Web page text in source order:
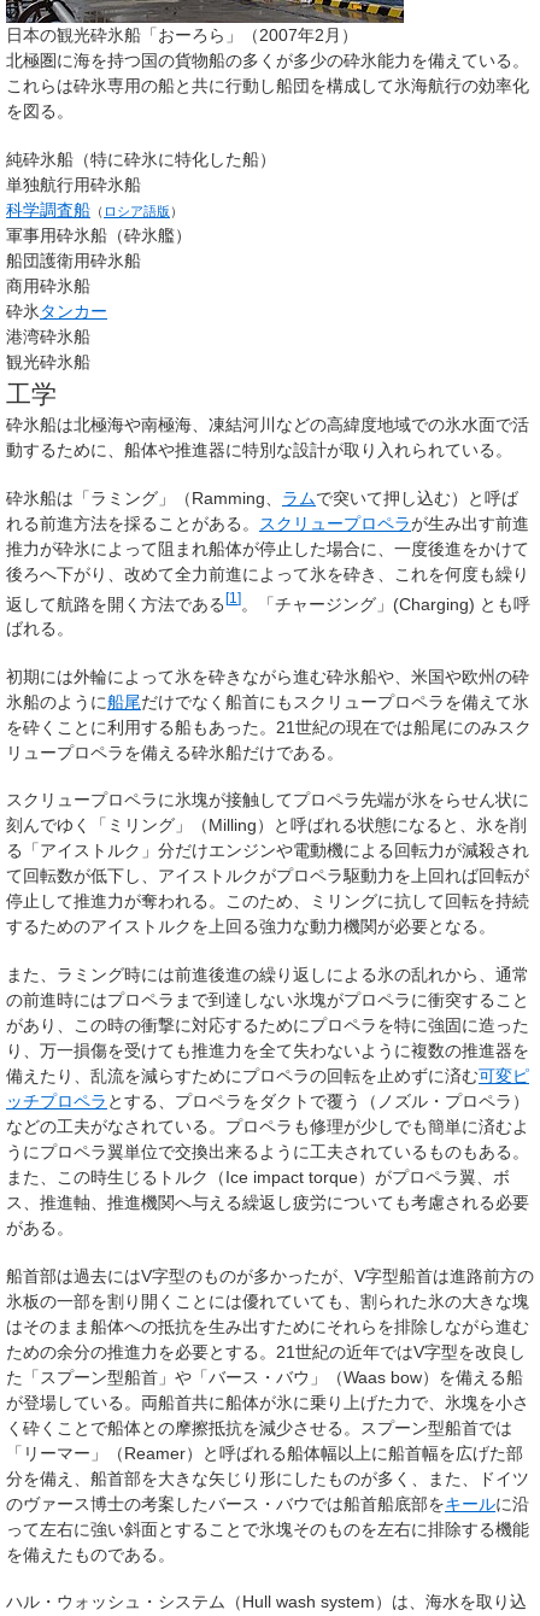
日本の観光砕氷船「おーろら」（2007年2月）
北極圏に海を持つ国の貨物船の多くが多少の砕氷能力を備えている。
これらは砕氷専用の船と共に行動し船団を構成して氷海航行の効率化
を図る。
純砕氷船（特に砕氷に特化した船）
単独航行用砕氷船
科学調査船 （ ロシア語版 ）
軍事用砕氷船（砕氷艦）
船団護衛用砕氷船
商用砕氷船
砕氷タンカー
港湾砕氷船
観光砕氷船
工学
砕氷船は北極海や南極海、凍結河川などの高緯度地域での氷水面で活
動するために、船体や推進器に特別な設計が取り入れられている。
砕氷船は「ラミング」（Ramming ラムで突いて押し込む）と呼ば
れる前進方法を採ることがある。
スクリュープロペラが生み出す前進
推力が砕氷によって阻まれ船体が停止した場合に、一度後進をかけて
後ろへ下がり、改めて全力前進によって氷を砕き、これを何度も繰り
返して航路を開く方法である[1 ]。「チャージング」(Charging) とも呼
ばれる。
初期には外輪によって氷を砕きながら進む砕氷船や、米国や欧州の砕
氷船のように船尾だけでなく船首にもスクリュープロペラを備えて氷
を砕くことに利用する船もあった。21世紀の現在では船尾にのみスク
リュープロペラを備える砕氷船だけである。
スクリュープロペラに氷塊が接触してプロペラ先端が氷をらせん状に
刻んでゆく「ミリング」（Milling）と呼ばれる状態になると、氷を削
る「アイストルク」分だけエンジンや電動機による回転力が減殺され
て回転数が低下し、アイストルクがプロペラ駆動力を上回れば回転が
停止して推進力が奪われる。このため、ミリングに抗して回転を持続
するためのアイストルクを上回る強力な動力機関が必要となる。
また、ラミング時には前進後進の繰り返しによる氷の乱れから、通常
の前進時にはプロペラまで到達しない氷塊がプロペラに衝突すること
があり、この時の衝撃に対応するためにプロペラを特に強固に造った
り、万一損傷を受けても推進力を全て失わないように複数の推進器を
備えたり、乱流を減らすためにプロペラの回転を止めずに済む可変ピ
ッチプロペラ とする、プロペラをダクトで覆う（ノズル・プロペラ）
などの工夫がなされている。プロペラも修理が少しでも簡単に済むよ
うにプロペラ翼単位で交換出来るように工夫されているものもある。
また、この時生じるトルク（Ice impact torque）がプロペラ翼、ボ
ス、推進軸、推進機関へ与える繰返し疲労についても考慮される必要
がある。
船首部は過去にはV字型のものが多かったが、V字型船首は進路前方の
氷板の一部を割り開くことには優れていても、割られた氷の大きな塊
はそのまま船体への抵抗を生み出すためにそれらを排除しながら進む
ための余分の推進力を必要とする。21世紀の近年ではV字型を改良し
た「スプーン型船首」や「バース・バウ」（Waas bow）を備える船
が登場している。両船首共に船体が氷に乗り上げた力で、氷塊を小さ
く砕くことで船体との摩擦抵抗を減少させる。スプーン型船首では
「リーマー」（Reamer）と呼ばれる船体幅以上に船首幅を広げた部
分を備え、船首部を大きな矢じり形にしたものが多く、また、ドイツ
のヴァース博士の考案したバース・バウでは船首船底部をキールに沿
って左右に強い斜面とすることで氷塊そのものを左右に排除する機能
を備えたものである。
ハル・ウォッシュ・システム（Hull wash system）は、海水を取り込